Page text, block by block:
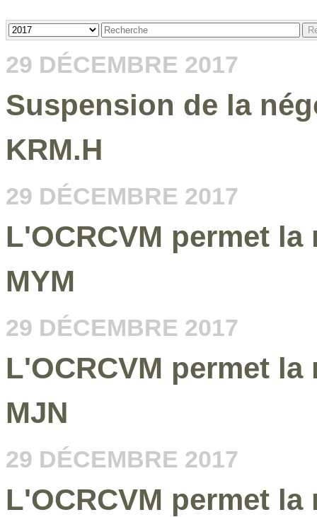
Année
Mots
clé
29 DÉCEMBRE 2017
Suspension de la
KRM.H
29 DÉCEMBRE 2017
L'OCRCVM permet
MYM
29 DÉCEMBRE 2017
L'OCRCVM permet
MJN
29 DÉCEMBRE 2017
L'OCRCVM permet